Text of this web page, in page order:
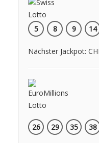
5 8 9 14
Nächster Jackpot:
26 29 35 38